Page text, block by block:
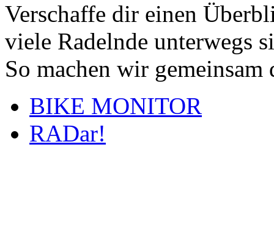
Verschaffe dir einen
viele Radelnde unterwegs
So machen wir
BIKE MONITOR
RADar!